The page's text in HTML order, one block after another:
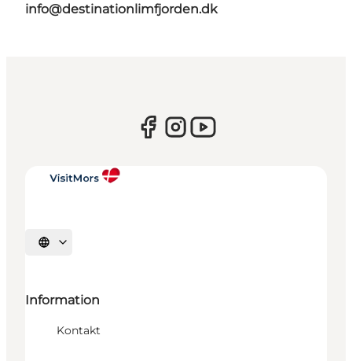
info@destinationlimfjorden.dk
Vælg sprog
Information
Kontakt